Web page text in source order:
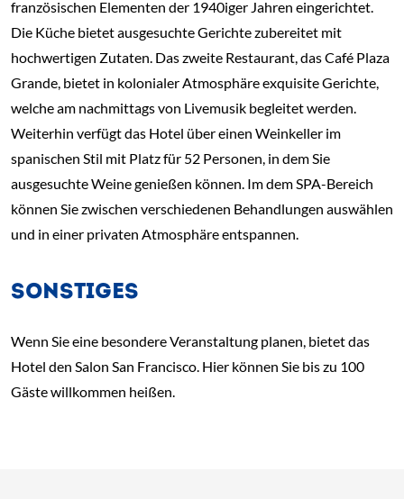
französischen Elementen der 1940iger Jahren eingerichtet.
Die Küche bietet ausgesuchte Gerichte zubereitet mit
hochwertigen Zutaten. Das zweite Restaurant, das Café Plaza
Grande, bietet in kolonialer Atmosphäre exquisite Gerichte,
welche am nachmittags von Livemusik begleitet werden.
Weiterhin verfügt das Hotel über einen Weinkeller im
spanischen Stil mit Platz für 52 Personen, in dem Sie
ausgesuchte Weine genießen können. Im dem SPA-Bereich
können Sie zwischen verschiedenen Behandlungen auswählen
und in einer privaten Atmosphäre entspannen.
SONSTIGES
Wenn Sie eine besondere Veranstaltung planen, bietet das
Hotel den Salon San Francisco. Hier können Sie bis zu 100
Gäste willkommen heißen.